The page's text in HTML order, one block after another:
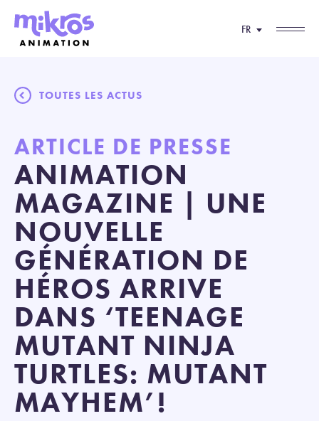
FR
TOUTES LES ACTUS
ARTICLE DE PRESSE
ANIMATION
MAGAZINE | UNE
NOUVELLE
GÉNÉRATION DE
HÉROS ARRIVE
DANS ‘TEENAGE
MUTANT NINJA
TURTLES: MUTANT
MAYHEM’!